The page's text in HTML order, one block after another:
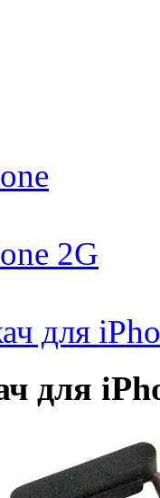
2G
для
для